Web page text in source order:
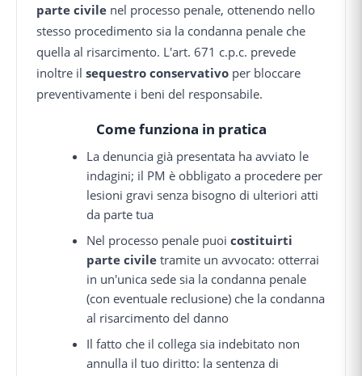
parte civile nel processo penale, ottenendo nello
stesso procedimento sia la condanna penale che
quella al risarcimento. L'art. 671 c.p.c. prevede
inoltre il sequestro conservativo per bloccare
preventivamente i beni del responsabile.
Come funziona in pratica
La denuncia già presentata ha avviato le
indagini; il PM è obbligato a procedere per
lesioni gravi senza bisogno di ulteriori atti
da parte tua
Nel processo penale puoicostituirti
parte civile tramite un avvocato: otterrai
in un'unica sede sia la condanna penale
(con eventuale reclusione) che la condanna
al risarcimento del danno
Il fatto che il collega sia indebitato non
annulla il tuo diritto: la sentenza di